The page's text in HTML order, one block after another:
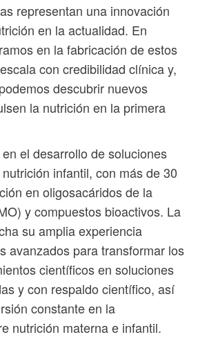
representan una innovación
en la actualidad. En
en la fabricación de estos
con credibilidad clínica y,
descubrir nuevos
la nutrición en la primera
el desarrollo de soluciones
infantil, con más de 30
en oligosacáridos de la
y compuestos bioactivos. La
su amplia experiencia
avanzados para transformar los
científicos en soluciones
y con respaldo científico, así
constante en la
nutrición materna e infantil.